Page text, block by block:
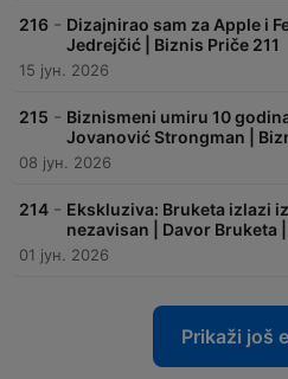
216 - Dizajnirao sam za Apple i
Jedrejčić | Biznis Priče 211
15 јун. 2026
215 - Biznismeni umiru 10
Jovanović Strongman |
08 јун. 2026
214 - Ekskluziva: Bruketa izlazi
nezavisan | Davor Bruketa
01 јун. 2026
Prikaži još